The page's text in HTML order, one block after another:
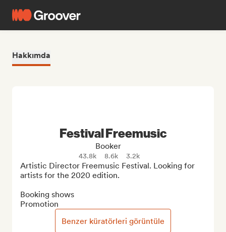
Hakkımda
Festival Freemusic
Booker
43.8k 8.6k 3.2k
Artistic Director Freemusic Festival. Looking for
artists for the 2020 edition.
Booking shows
Promotion
Benzer küratörleri görüntüle